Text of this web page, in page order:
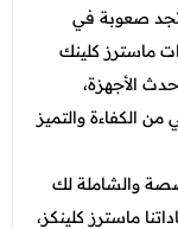
صعوبة في
ماسترز كلينك
الأجهزة،
الكفاءة والتميز
والشاملة لك
ماسترز كلينكز،